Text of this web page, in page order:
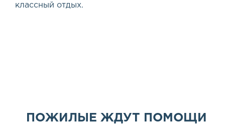
классный отдых.
ПОЖИЛЫЕ ЖДУТ ПОМОЩИ